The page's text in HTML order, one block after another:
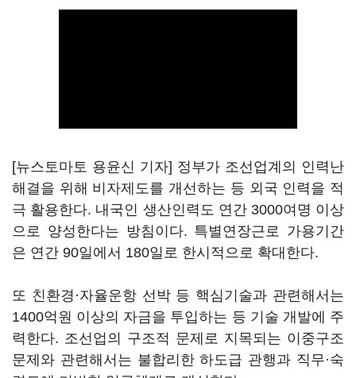
[뉴스토마토 용윤신 기자] 정부가 조선업계의 인력난
해결을 위해 비자제도를 개선하는 등 외국 인력을 적
극 활용한다. 내국인 생산인력도 연간 3000여명 이상
으로 양성한다는 방침이다. 특별연장근로 가용기간
은 연간 90일에서 180일로 한시적으로 확대한다.
또 친환경·자율운항 선박 등 핵심기술과 관련해서는
1400억원 이상의 자금을 투입하는 등 기술 개발에 주
력한다. 조선업의 구조적 문제로 지목되는 이중구조
문제와 관련해서는 불합리한 하도급 관행과 직무·숙